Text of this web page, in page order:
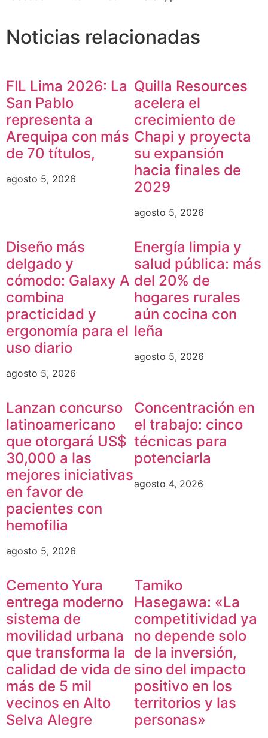
Noticias relacionadas
FIL Lima 2026: La
San Pablo
representa a
Arequipa con más
de 70 títulos,
agosto 5, 2026
Quilla Resources
acelera el
crecimiento de
Chapi y proyecta
su expansión
hacia finales de
2029
agosto 5, 2026
Diseño más
delgado y
cómodo: Galaxy A
combina
practicidad y
ergonomía para el
uso diario
agosto 5, 2026
Energía limpia y
salud pública: más
del 20% de
hogares rurales
aún cocina con
leña
agosto 5, 2026
Lanzan concurso
latinoamericano
que otorgará US$
30,000 a las
mejores iniciativas
en favor de
pacientes con
hemofilia
agosto 5, 2026
Concentración en
el trabajo: cinco
técnicas para
potenciarla
agosto 4, 2026
Cemento Yura
entrega moderno
sistema de
movilidad urbana
que transforma la
calidad de vida de
más de 5 mil
vecinos en Alto
Selva Alegre
Tamiko
Hasegawa: «La
competitividad ya
no depende solo
de la inversión,
sino del impacto
positivo en los
territorios y las
personas»